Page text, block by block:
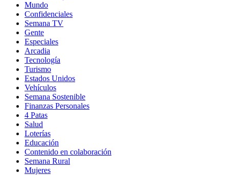
Mundo
Confidenciales
Semana TV
Gente
Especiales
Arcadia
Tecnología
Turismo
Estados Unidos
Vehículos
Semana Sostenible
Finanzas Personales
4 Patas
Salud
Loterías
Educación
Contenido en colaboración
Semana Rural
Mujeres